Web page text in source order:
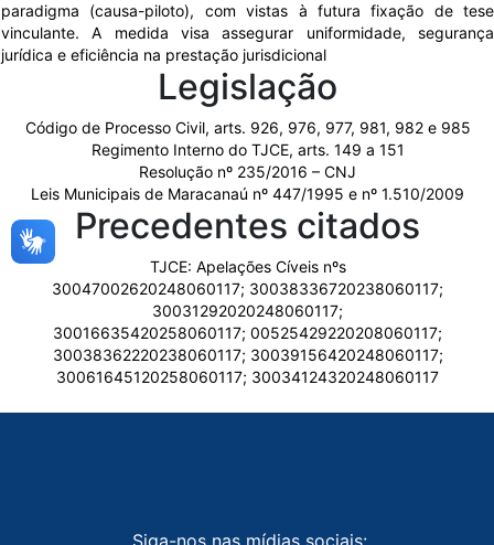
paradigma (causa-piloto), com vistas à futura fixação de tese
vinculante. A medida visa assegurar uniformidade, segurança
jurídica e eficiência na prestação jurisdicional
Legislação
Código de Processo Civil, arts. 926, 976, 977, 981, 982 e 985
Regimento Interno do TJCE, arts. 149 a 151
Resolução nº 235/2016 – CNJ
Leis Municipais de Maracanaú nº 447/1995 e nº 1.510/2009
Precedentes citados
TJCE: Apelações Cíveis nºs
30047002620248060117; 30038336720238060117;
30031292020248060117;
30016635420258060117; 00525429220208060117;
30038362220238060117; 30039156420248060117;
30061645120258060117; 30034124320248060117